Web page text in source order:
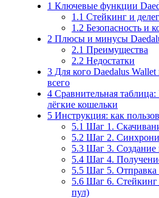
1 Ключевые функции
1.1 Стейкинг и
1.2 Безопасность и
2 Плюсы и минусы
2.1 Преимущества
2.2 Недостатки
3 Для кого Daedalus
всего
4 Сравнительная
лёгкие кошельки
5 Инструкция: как
5.1 Шаг 1.
5.2 Шаг 2.
5.3 Шаг 3. Создание
5.4 Шаг 4.
5.5 Шаг 5.
5.6 Шаг 6. Стейкинг
пул)